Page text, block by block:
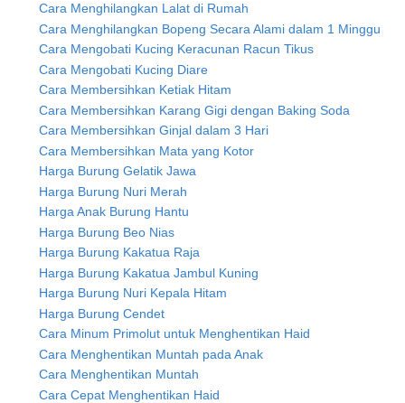
Cara Menghilangkan Lalat di Rumah
Cara Menghilangkan Bopeng Secara Alami dalam 1 Minggu
Cara Mengobati Kucing Keracunan Racun Tikus
Cara Mengobati Kucing Diare
Cara Membersihkan Ketiak Hitam
Cara Membersihkan Karang Gigi dengan Baking Soda
Cara Membersihkan Ginjal dalam 3 Hari
Cara Membersihkan Mata yang Kotor
Harga Burung Gelatik Jawa
Harga Burung Nuri Merah
Harga Anak Burung Hantu
Harga Burung Beo Nias
Harga Burung Kakatua Raja
Harga Burung Kakatua Jambul Kuning
Harga Burung Nuri Kepala Hitam
Harga Burung Cendet
Cara Minum Primolut untuk Menghentikan Haid
Cara Menghentikan Muntah pada Anak
Cara Menghentikan Muntah
Cara Cepat Menghentikan Haid